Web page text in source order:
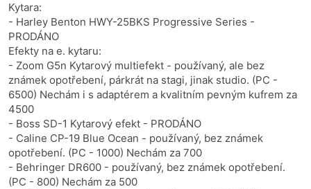
Kytara:
- Harley Benton HWY-25BKS Progressive Series -
PRODÁNO
Efekty na e. kytaru:
- Zoom G5n Kytarový multiefekt - používaný, ale bez
známek opotřebení, párkrát na stagi, jinak studio. (PC -
6500) Nechám i s adaptérem a kvalitním pevným kufrem za
4500
- Boss SD-1 Kytarový efekt - PRODÁNO
- Caline CP-19 Blue Ocean - používaný, bez známek
opotřebení. (PC - 1000) Nechám za 700
- Behringer DR600 - používaný, bez známek opotřebení.
(PC - 800) Nechám za 500